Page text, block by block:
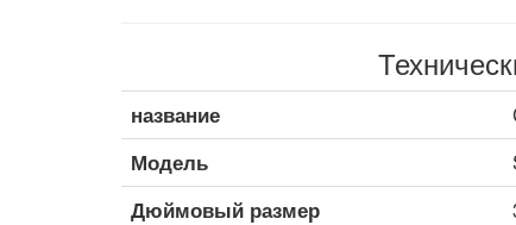
название
Модель
Дюймовый размер